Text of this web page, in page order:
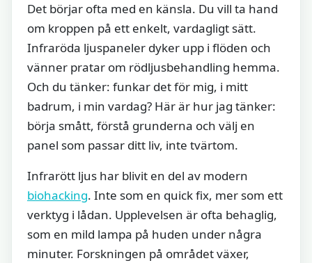
Det börjar ofta med en känsla. Du vill ta hand
om kroppen på ett enkelt, vardagligt sätt.
Infraröda ljuspaneler dyker upp i flöden och
vänner pratar om rödljusbehandling hemma.
Och du tänker: funkar det för mig, i mitt
badrum, i min vardag? Här är hur jag tänker:
börja smått, förstå grunderna och välj en
panel som passar ditt liv, inte tvärtom.
Infrarött ljus har blivit en del av modern
biohacking. Inte som en quick fix, mer som ett
verktyg i lådan. Upplevelsen är ofta behaglig,
som en mild lampa på huden under några
minuter. Forskningen på området växer,